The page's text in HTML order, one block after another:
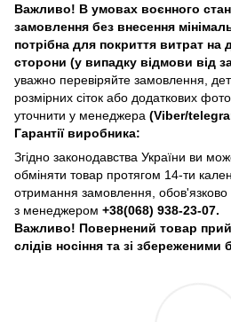
Важливо! В умовах воєнного
замовлення без внесення
потрібна для покриття витрат на
сторони (у випадку відмови від
уважно перевіряйте замовлення,
розмірних сіток або додаткових
уточнити у менеджера (Viber/
Гарантії виробника:
Згідно законодавства України ви
обміняти товар протягом 14-ти
отримання замовлення,
з менеджером +38(068) 938-23-07.
Важливо! Повернений товар
слідів носіння та зі збереженими